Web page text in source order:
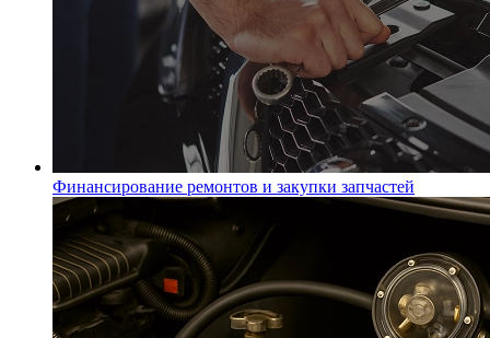
Финансирование ремонтов и закупки запчастей